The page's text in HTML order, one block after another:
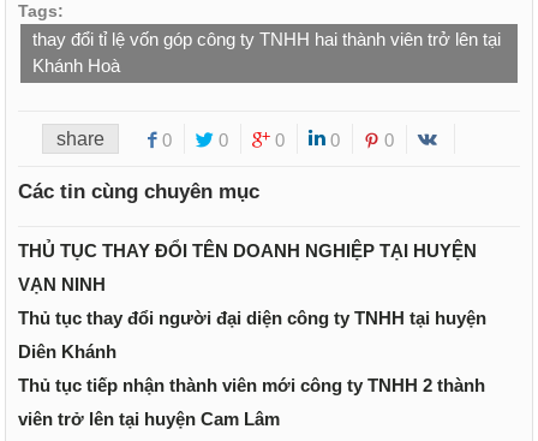
Tags:
thay đổi tỉ lệ vốn góp công ty TNHH hai thành viên trở lên tại
Khánh Hoà
share 0 0 0 0 0
Các tin cùng chuyên mục
THỦ TỤC THAY ĐỔI TÊN DOANH NGHIỆP TẠI HUYỆN
VẠN NINH
Thủ tục thay đổi người đại diện công ty TNHH tại huyện
Diên Khánh
Thủ tục tiếp nhận thành viên mới công ty TNHH 2 thành
viên trở lên tại huyện Cam Lâm